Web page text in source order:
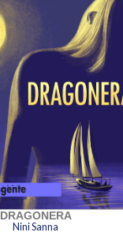
DRAGONERA
Nini Sanna